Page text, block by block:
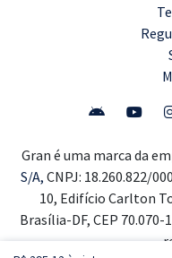
Gran é uma marca da
S/A, CNPJ: 18.260.822/
10, Edifício Carlton
Brasília-DF, CEP